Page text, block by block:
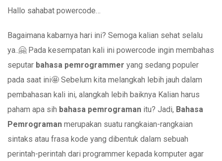
Hallo sahabat powercode…
Bagaimana kabarnya hari ini? Semoga kalian sehat selalu
ya..🤗 Pada kesempatan kali ini powercode ingin membahas
seputar bahasa pemrogrammer yang sedang populer
pada saat ini🤩 Sebelum kita melangkah lebih jauh dalam
pembahasan kali ini, alangkah lebih baiknya Kalian harus
paham apa sih bahasa pemrograman itu? Jadi, Bahasa
Pemrograman merupakan suatu rangkaian-rangkaian
sintaks atau frasa kode yang dibentuk dalam sebuah
perintah-perintah dari programmer kepada komputer agar